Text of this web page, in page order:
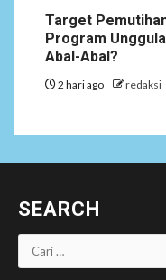
Target
Program
Abal-Abal?
2 hari ago redaksi
SEARCH
Cari
untuk: